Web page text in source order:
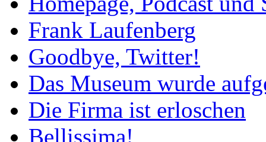
Frank Laufenberg
Goodbye, Twitter!
Das Museum wurde
Die Firma ist erloschen
Bellissima!